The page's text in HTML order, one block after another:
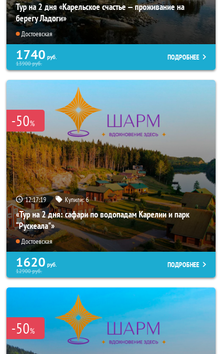
Тур на 2 дня «Карельское счастье — проживание на
берегу Ладоги»
Достоевская
1740 руб.
13900руб.
ПОДРОБНЕЕ
-50%
12:17:18 Купили:6
«Тур на 2 дня: сафари по водопадам Карелии и парк
“Рускеала"»
Достоевская
1620 руб.
12900руб.
ПОДРОБНЕЕ
-50%